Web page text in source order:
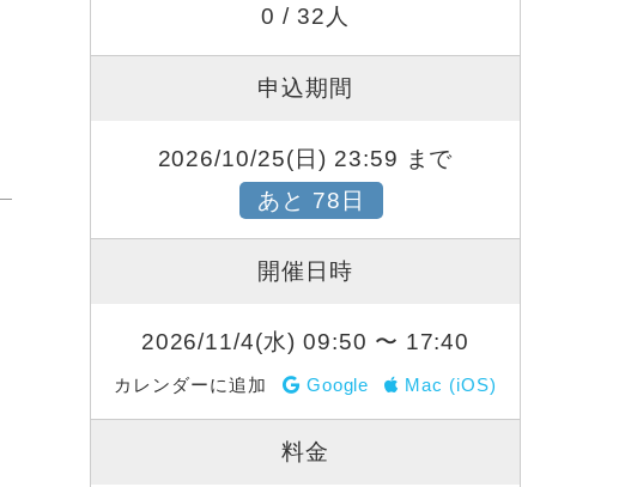
0 / 32人
申込期間
2026/10/25(日) 23:59 まで
あと 78日
開催日時
2026/11/4(水) 09:50 〜 17:40
カレンダーに追加 Google Mac (iOS)
料金